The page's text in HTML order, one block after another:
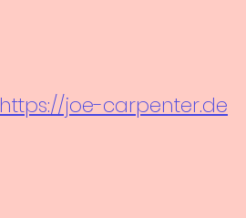
https://joe-carpenter.de